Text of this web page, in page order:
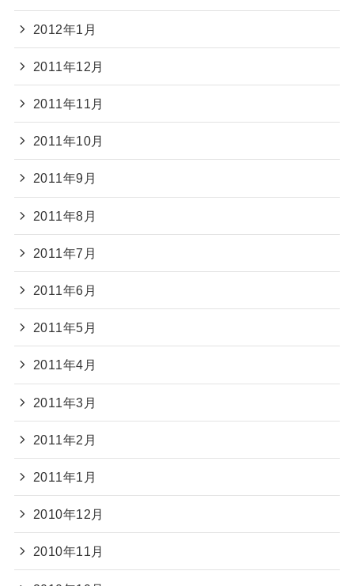
2012年1月
2011年12月
2011年11月
2011年10月
2011年9月
2011年8月
2011年7月
2011年6月
2011年5月
2011年4月
2011年3月
2011年2月
2011年1月
2010年12月
2010年11月